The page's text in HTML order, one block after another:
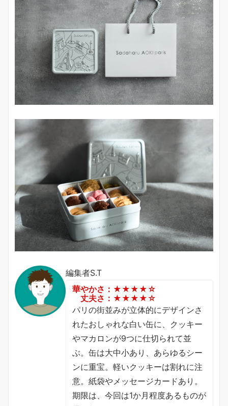
編集者S.T
華やかさ：★★★★☆
丈夫さ：★★★★☆
パリの街並みが立体的にデザインさ
れたおしゃれな白い缶に、クッキー
やマカロンが9つに仕切られて並
ぶ。缶は大中小あり、あらゆるシー
ンに重宝。軽いクッキーは割れに注
意。紙袋やメッセージカードあり。
期限は、今回は1か月程度あるものが